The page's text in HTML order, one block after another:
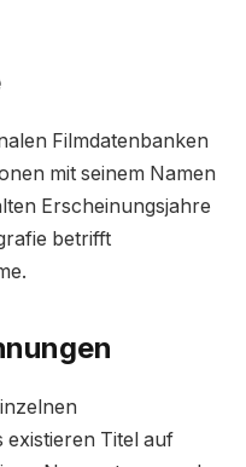
Filmdatenbanken
mit seinem Namen
Erscheinungsjahre
betrifft
existieren Titel auf